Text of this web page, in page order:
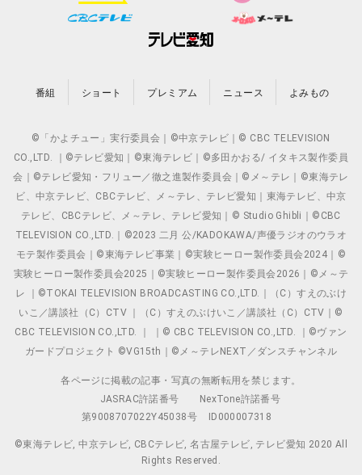
番組 ショート プレミアム ニュース よみもの
©「かよチュー」実行委員会｜©中京テレビ｜© CBC TELEVISION
CO.,LTD. ｜©テレビ愛知｜©東海テレビ｜©多田かおる/ イタキス製作委員
会｜©テレビ愛知・フリュー／徹之進製作委員会｜©メ～テレ｜©東海テレ
ビ、中京テレビ、CBCテレビ、メ～テレ、テレビ愛知｜東海テレビ、中京
テレビ、CBCテレビ、メ～テレ、テレビ愛知｜© Studio Ghibli｜©CBC
TELEVISION CO.,LTD.｜©2023 二月 公/KADOKAWA/声優ラジオのウラオ
モテ製作委員会｜©東海テレビ事業｜©実験ヒーロー製作委員会2024｜©
実験ヒーロー製作委員会2025｜©実験ヒーロー製作委員会2026｜©メ～テ
レ ｜©TOKAI TELEVISION BROADCASTING CO.,LTD.｜（C）すえのぶけ
いこ／講談社（C）CTV ｜（C）すえのぶけいこ／講談社（C）CTV｜©
CBC TELEVISION CO.,LTD. ｜ ｜© CBC TELEVISION CO.,LTD. ｜©ヴァン
ガードプロジェクト ©VG15th｜©メ～テレNEXT／ダンスチャンネル
各ページに掲載の記事・写真の無断転用を禁じます。
JASRAC許諾番号
NexTone許諾番号
第9008707022Y45038号
ID000007318
©東海テレビ, 中京テレビ, CBCテレビ, 名古屋テレビ, テレビ愛知 2020 All
Rights Reserved.